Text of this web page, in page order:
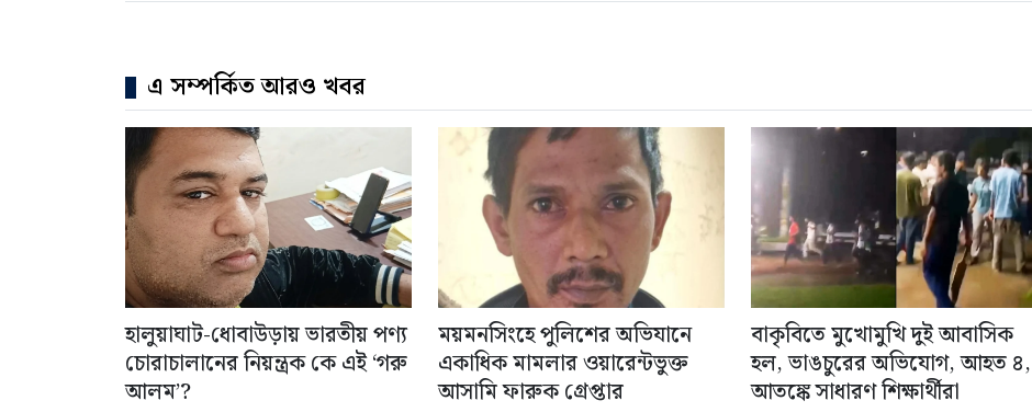
এ সম্পর্কিত আরও খবর
হালুয়াঘাট-ধোবাউড়ায় ভারতীয় পণ্য
চোরাচালানের নিয়ন্ত্রক কে এই ‘গরু
আলম’?
ময়মনসিংহে পুলিশের অভিযানে
একাধিক মামলার ওয়ারেন্টভুক্ত
আসামি ফারুক গ্রেপ্তার
বাকৃবিতে মুখোমুখি দুই আবাসিক
হল, ভাঙচুরের অভিযোগ, আহত ৪,
আতঙ্কে সাধারণ শিক্ষার্থীরা